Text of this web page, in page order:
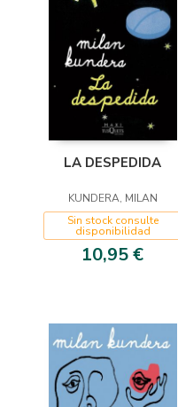
LA DESPEDIDA
KUNDERA, MILAN
Sin stock consulte
disponibilidad
10,95 €